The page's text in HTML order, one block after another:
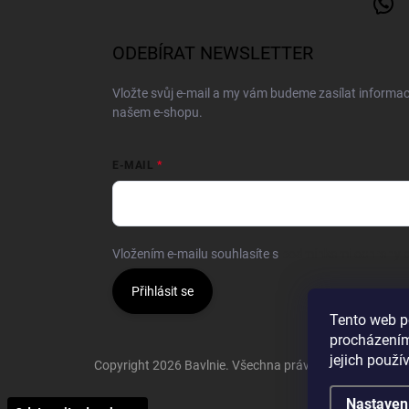
Tento web
jejich
ODEBÍRAT NEWSLETTER
Vložte svůj e-mail a my vám budeme zasílat
našem e-shopu.
E-MAIL
Vložením e-mailu souhlasíte s
Přihlásit se
Copyright 2026 Bavlnie. Všechna práva vyhrazena.